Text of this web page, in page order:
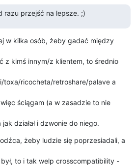
razu przejść na lepsze. ;)
w kilka osób, żeby gadać między
z kimś innym/z klientem, to średnio
toxa/ricocheta/retroshare/palave a
ściągam (a w zasadzie to nie
działał i dzwonie do niego.
żeby ludzie się poprzesiadali, a
to i tak welp crosscompatibility -